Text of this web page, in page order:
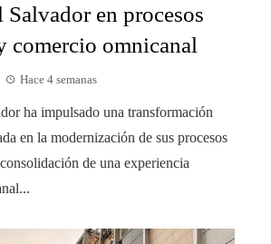
en procesos
comercio omnicanal
Hace 4 semanas
ha impulsado una transformación
en la modernización de sus procesos
de una experiencia